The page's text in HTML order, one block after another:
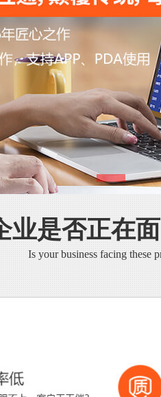
业是否正在
Is your business facing these